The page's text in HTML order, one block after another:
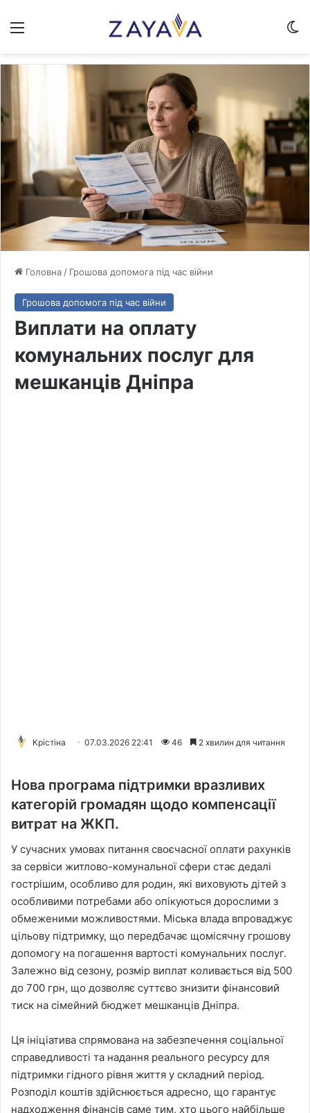
Меню
Головна / Грошова допомога під час війни
Грошова допомога під час війни
Виплати на оплату
комунальних послуг для
мешканців Дніпра
Крістіна 07.03.2026 22:41 46 2 хвилин для читання
Нова програма підтримки вразливих
категорій громадян щодо компенсації
витрат на ЖКП.
У сучасних умовах питання своєчасної оплати рахунків
за сервіси житлово-комунальної сфери стає дедалі
гострішим, особливо для родин, які виховують дітей з
особливими потребами або опікуються дорослими з
обмеженими можливостями. Міська влада впроваджує
цільову підтримку, що передбачає щомісячну грошову
допомогу на погашення вартості комунальних послуг.
Залежно від сезону, розмір виплат коливається від 500
до 700 грн, що дозволяє суттєво знизити фінансовий
тиск на сімейний бюджет мешканців Дніпра.
Ця ініціатива спрямована на забезпечення соціальної
справедливості та надання реального ресурсу для
підтримки гідного рівня життя у складний період.
Розподіл коштів здійснюється адресно, що гарантує
надходження фінансів саме тим, хто цього найбільше